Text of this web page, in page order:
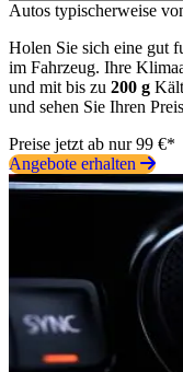
Autos typischerweise
Holen Sie sich eine gut
im Fahrzeug. Ihre
und mit bis zu 200 g
und sehen Sie Ihren
Preise jetzt ab nur 99 €*
Angebote erhalten